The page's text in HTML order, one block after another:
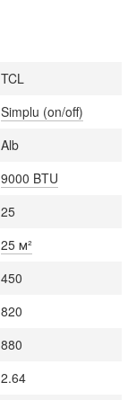
TCL
Simplu (on/off)
Alb
9000 BTU
25
25 м²
450
820
880
2.64